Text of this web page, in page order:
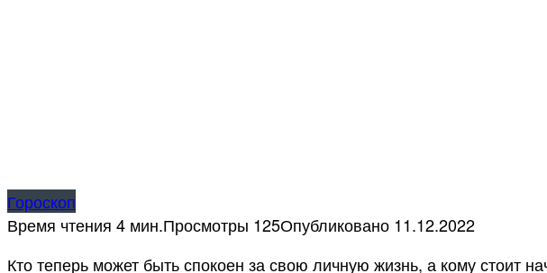
Гороскоп
Время чтения 4 мин.Просмотры 125Опубликовано 11.12.2022
Кто теперь может быть спокоен за свою личную жизнь, а кому стоит